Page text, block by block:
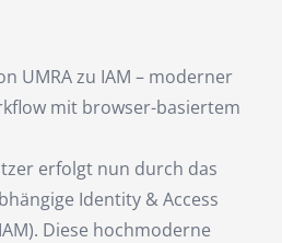
UMRA zu IAM – moderner
mit browser-basiertem
erfolgt nun durch das
Identity & Access
Diese hochmoderne